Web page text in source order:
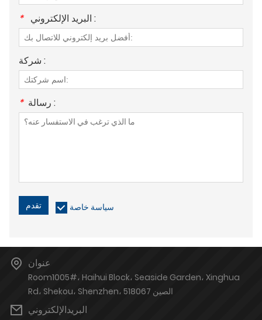
* البريد الإلكتروني :
شركة :
* رسالة :
تقدم سياسة خاصة
عنوان
Room1005#، Haihui Block، Seaside Garden، Xinghua
Rd، Shekou، Shenzhen، الصين 518067
البريدالإلكتروني